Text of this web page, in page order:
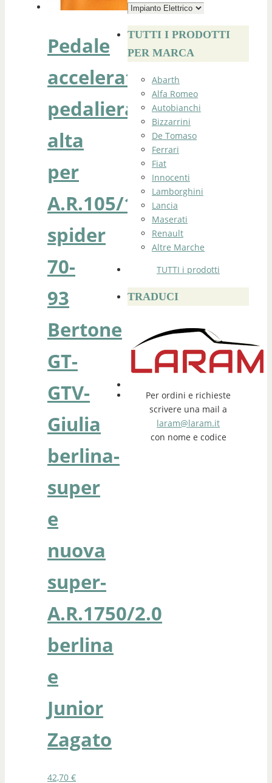
Pedale
acceleratore
pedaliera
alta
per
A.R.105/115
spider
70-
93
Bertone
GT-
GTV-
Giulia
berlina-
super
e
nuova
super-
A.R.1750/2.0
berlina
e
Junior
Zagato
42,70 €
TUTTI I PRODOTTI
PER MARCA
Abarth
Alfa Romeo
Autobianchi
Bizzarrini
De Tomaso
Ferrari
Fiat
Innocenti
Lamborghini
Lancia
Maserati
Renault
Altre Marche
TUTTI i prodotti
TRADUCI
Per ordini e richieste
scrivere una mail a
laram@laram.it
con nome e codice